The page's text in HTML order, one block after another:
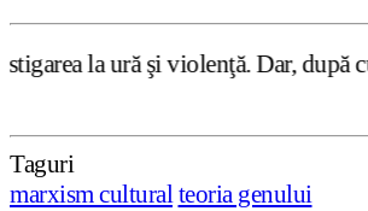
şi violenţă. Dar, după cum
Taguri
marxism cultural teoria genului